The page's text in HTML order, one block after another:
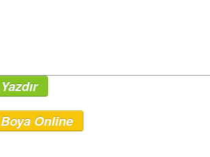
Yazdır
Boya Online